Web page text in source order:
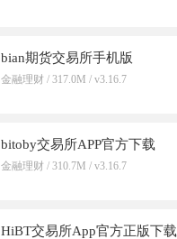
bian期货交易所手机版
金融理财 / 317.0M / v3.16.7
bitoby交易所APP官方下载
金融理财 / 310.7M / v3.16.7
HiBT交易所App官方正版下载